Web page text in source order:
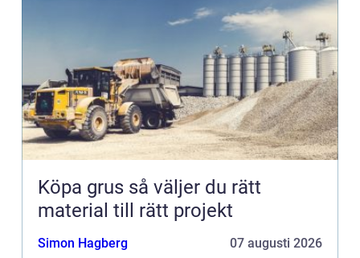
Köpa grus så väljer du rätt
material till rätt projekt
Simon Hagberg 07 augusti 2026